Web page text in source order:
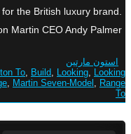
the British luxury brand.
CEO Andy Palmer […]
استون مارتین
To, Build, Looking, Looking
, Martin Seven-Model , Range
To